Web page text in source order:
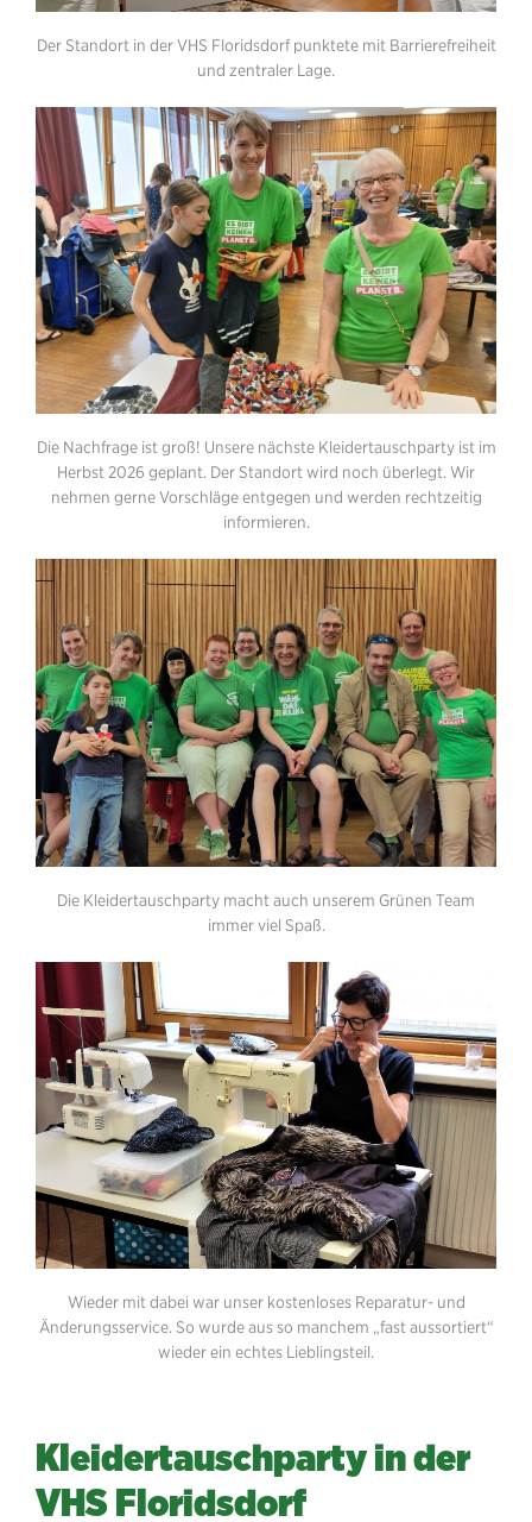
Der Standort in der VHS Floridsdorf punktete mit Barrierefreiheit
und zentraler Lage.
Die Nachfrage ist groß! Unsere nächste Kleidertauschparty ist im
Herbst 2026 geplant. Der Standort wird noch überlegt. Wir
nehmen gerne Vorschläge entgegen und werden rechtzeitig
informieren.
Die Kleidertauschparty macht auch unserem Grünen Team
immer viel Spaß.
Wieder mit dabei war unser kostenloses Reparatur- und
Änderungsservice. So wurde aus so manchem „fast aussortiert“
wieder ein echtes Lieblingsteil.
Kleidertauschparty in der
VHS Floridsdorf